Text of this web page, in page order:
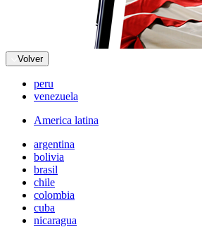
Volver
peru
venezuela
America latina
argentina
bolivia
brasil
chile
colombia
cuba
nicaragua